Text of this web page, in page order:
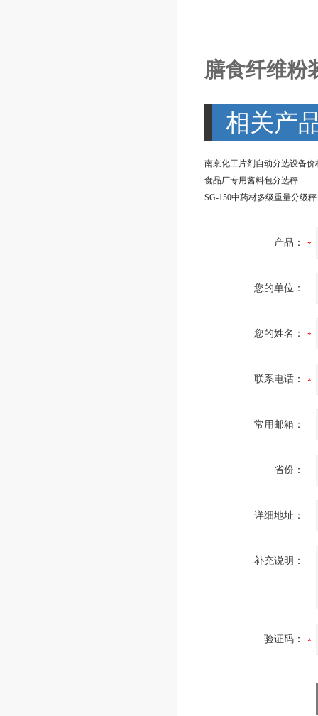
膳食纤维粉
相关产
南京化工片剂自动分选设备价
食品厂专用酱料包分选秤
SG-150中药材多级重量分级秤
产品：
您的单位：
您的姓名：
联系电话：
常用邮箱：
省份：
详细地址：
补充说明：
验证码：